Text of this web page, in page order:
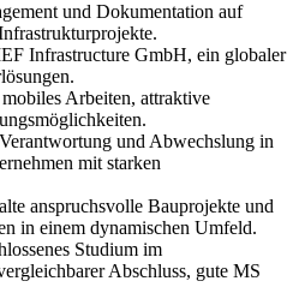
und Dokumentation auf
Infrastructure GmbH, ein globaler
Arbeiten, attraktive
Verantwortung und Abwechslung in
mit starken
anspruchsvolle Bauprojekte und
in einem dynamischen Umfeld.
Studium im
Abschluss, gute MS